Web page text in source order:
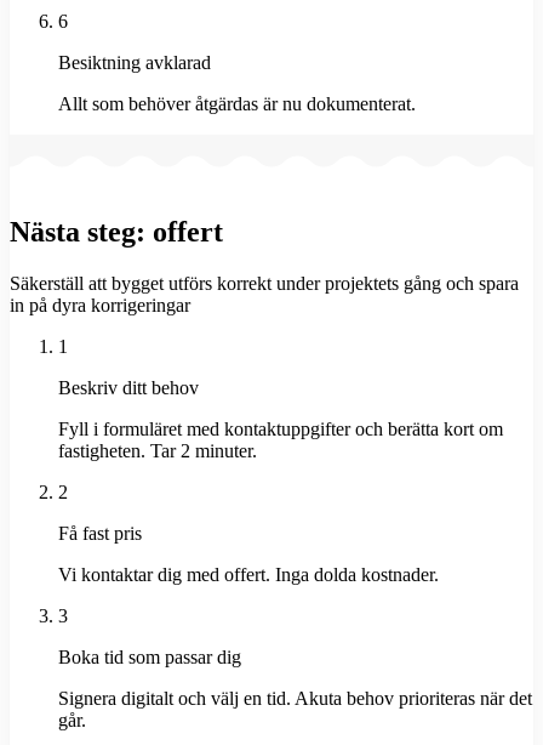
6
Besiktning avklarad
Allt som behöver åtgärdas är nu dokumenterat.
Nästa steg: offert
Säkerställ att bygget utförs korrekt under projektets gång och spara
in på dyra korrigeringar
1
Beskriv ditt behov
Fyll i formuläret med kontaktuppgifter och berätta kort om
fastigheten. Tar 2 minuter.
2
Få fast pris
Vi kontaktar dig med offert. Inga dolda kostnader.
3
Boka tid som passar dig
Signera digitalt och välj en tid. Akuta behov prioriteras när det
går.